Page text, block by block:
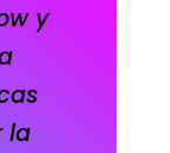
y
la